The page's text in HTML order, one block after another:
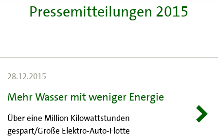
Pressemitteilungen 2015
28.12.2015
Mehr Wasser mit weniger Energie
Über eine Million Kilowattstunden
gespart/Große Elektro-Auto-Flotte